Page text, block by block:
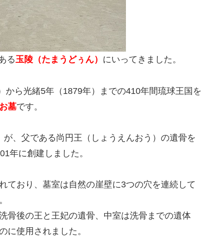
る玉陵（たまうどぅん） にいってきました。
ら光緒5年（1879年）までの410年間琉球王国を
墓です。
、父である尚円王（しょうえんおう）の遺骨を
年に創建しました。
ており、墓室は自然の崖壁に3つの穴を連続して
骨後の王と王妃の遺骨、中室は洗骨までの遺体
に使用されました。